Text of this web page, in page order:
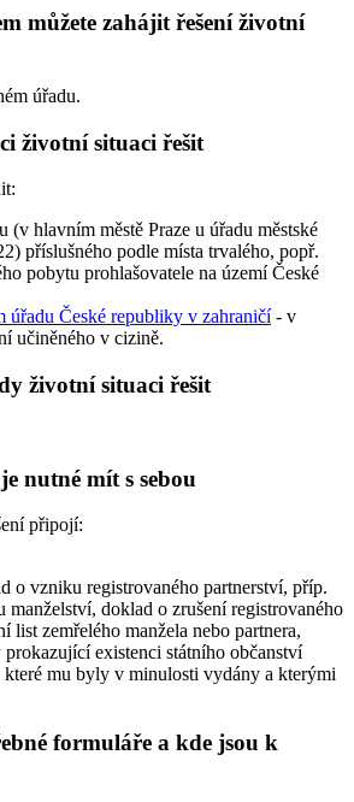
můžete zahájit řešení životní
úřadu.
životní situaci řešit
(v hlavním městě Praze u úřadu městské
příslušného podle místa trvalého, popř.
pobytu prohlašovatele na území České
úřadu České republiky v zahraničí- v
učiněného v cizině.
životní situaci řešit
nutné mít s sebou
připojí:
o vzniku registrovaného partnerství, příp.
manželství, doklad o zrušení registrovaného
list zemřelého manžela nebo partnera,
existenci státního občanství
které mu byly v minulosti vydány a kterými
formuláře a kde jsou k